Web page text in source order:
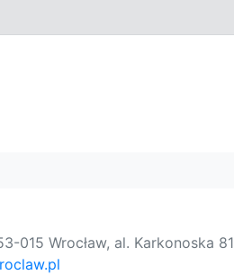
015 Wrocław, al. Karkonoska 81